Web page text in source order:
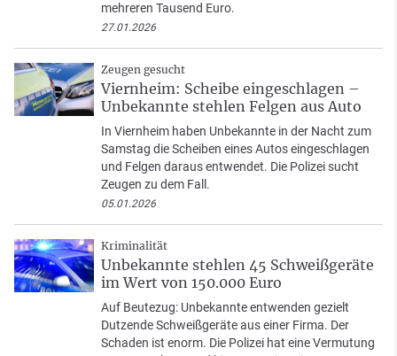
mehreren Tausend Euro.
27.01.2026
Zeugen gesucht
Viernheim: Scheibe eingeschlagen –
Unbekannte stehlen Felgen aus Auto
In Viernheim haben Unbekannte in der Nacht zum
Samstag die Scheiben eines Autos eingeschlagen
und Felgen daraus entwendet. Die Polizei sucht
Zeugen zu dem Fall.
05.01.2026
Kriminalität
Unbekannte stehlen 45 Schweißgeräte
im Wert von 150.000 Euro
Auf Beutezug: Unbekannte entwenden gezielt
Dutzende Schweißgeräte aus einer Firma. Der
Schaden ist enorm. Die Polizei hat eine Vermutung